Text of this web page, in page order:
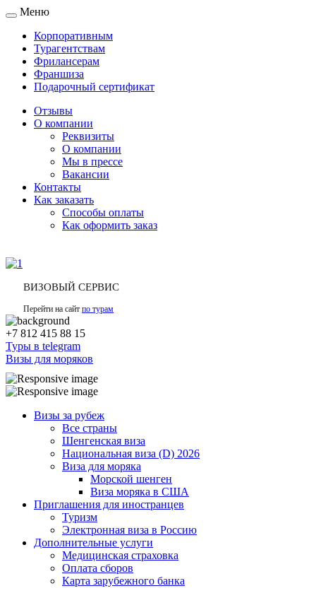
Toggle
navigation
Меню
Корпоративным
Турагентствам
Фрилансерам
Франшиза
Подарочный сертификат
Отзывы
О компании
Реквизиты
О компании
Мы в прессе
Вакансии
Контакты
Как заказать
Способы оплаты
Как оформить заказ
ВИЗОВЫЙ СЕРВИС
Перейти на сайт по турам
+7 812 415 88 15
Туры в telegram
Визы для моряков
Визы за рубеж
Все страны
Шенгенская виза
Национальная виза (D) 2026
Виза для моряка
Морской шенген
Виза моряка в США
Приглашения для иностранцев
Туризм
Электронная виза в Россию
Дополнительные услуги
Медицинская страховка
Оплата сборов
Карта зарубежного банка